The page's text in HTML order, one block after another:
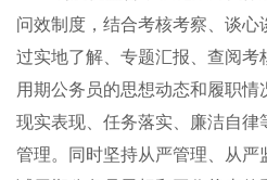
问效制度，结合考核考察、谈心
过实地了解、专题汇报、查阅
用期公务员的思想动态和履职
现实表现、任务落实、廉洁自
管理。同时坚持从严管理、从严